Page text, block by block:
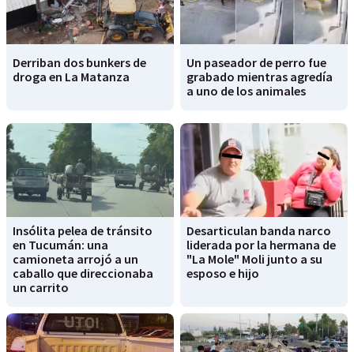
Derriban dos bunkers de
droga en La Matanza
Un paseador de perro fue
grabado mientras agredía
a uno de los animales
Insólita pelea de tránsito
en Tucumán: una
camioneta arrojó a un
caballo que direccionaba
un carrito
Desarticulan banda narco
liderada por la hermana de
"La Mole" Moli junto a su
esposo e hijo